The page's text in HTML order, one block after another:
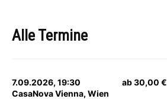
Alle Termine
7.09.2026, 19:30
CasaNova Vienna, Wien
ab 30,00 €